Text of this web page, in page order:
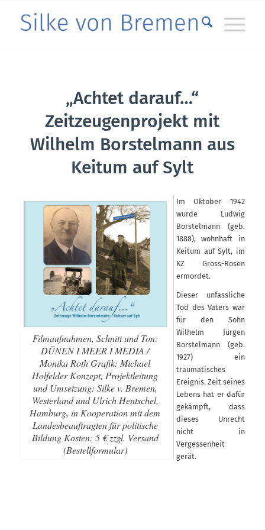
„Achtet darauf…“
Zeitzeugenprojekt mit
Wilhelm Borstelmann aus
Keitum auf Sylt
Filmaufnahmen, Schnitt und Ton:
DÜNEN I MEER I MEDIA /
Monika Roth Grafik: Michael
Holfelder Konzept, Projektleitung
und Umsetzung: Silke v. Bremen,
Westerland und Ulrich Hentschel,
Hamburg, in Kooperation mit dem
Landesbeauftragten für politische
Bildung Kosten: 5 € zzgl. Versand
(Bestellformular)
Im Oktober 1942
wurde Ludwig
Borstelmann (geb.
1888), wohnhaft in
Keitum auf Sylt, im
KZ Gross-Rosen
ermordet.
Dieser unfassliche
Tod des Vaters war
für den Sohn
Wilhelm Jürgen
Borstelmann (geb.
1927) ein
traumatisches
Ereignis. Zeit seines
Lebens hat er dafür
gekämpft, dass
dieses Unrecht
nicht in
Vergessenheit
gerät.